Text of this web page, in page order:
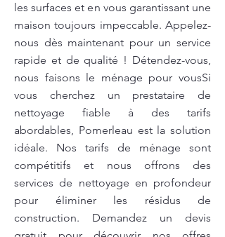
les surfaces et en vous garantissant une
maison toujours impeccable. Appelez-
nous dès maintenant pour un service
rapide et de qualité ! Détendez-vous,
nous faisons le ménage pour vousSi
vous cherchez un prestataire de
nettoyage fiable à des tarifs
abordables, Pomerleau est la solution
idéale. Nos tarifs de ménage sont
compétitifs et nous offrons des
services de nettoyage en profondeur
pour éliminer les résidus de
construction. Demandez un devis